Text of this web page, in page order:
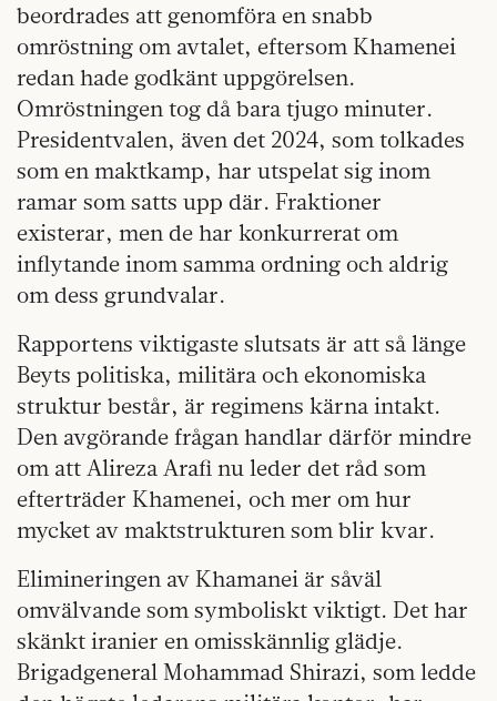
beordrades att genomföra en snabb
omröstning om avtalet, eftersom Khamenei
redan hade godkänt uppgörelsen.
Omröstningen tog då bara tjugo minuter.
Presidentvalen, även det 2024, som tolkades
som en maktkamp, har utspelat sig inom
ramar som satts upp där. Fraktioner
existerar, men de har konkurrerat om
inflytande inom samma ordning och aldrig
om dess grundvalar.
Rapportens viktigaste slutsats är att så länge
Beyts politiska, militära och ekonomiska
struktur består, är regimens kärna intakt.
Den avgörande frågan handlar därför mindre
om att Alireza Arafi nu leder det råd som
efterträder Khamenei, och mer om hur
mycket av maktstrukturen som blir kvar.
Elimineringen av Khamanei är såväl
omvälvande som symboliskt viktigt. Det har
skänkt iranier en omisskännlig glädje.
Brigadgeneral Mohammad Shirazi, som ledde